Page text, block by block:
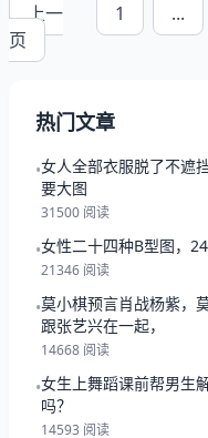
上一
页
1 ...
热门文章
•女人全部衣服脱了不遮
要大图
31500 阅读
•女性二十四种B型图，
21346 阅读
•莫小棋预言肖战杨紫，
跟张艺兴在一起，
14668 阅读
•女生上舞蹈课前帮男生
吗？
14593 阅读